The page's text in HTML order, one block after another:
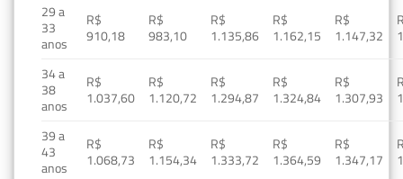
29 a
33
anos
R$
910,18
R$
983,10
R$
1.135,86
R$
1.162,15
R$
1.147,32
34 a
38
anos
R$
1.037,60
R$
1.120,72
R$
1.294,87
R$
1.324,84
R$
1.307,93
39 a
43
anos
R$
1.068,73
R$
1.154,34
R$
1.333,72
R$
1.364,59
R$
1.347,17